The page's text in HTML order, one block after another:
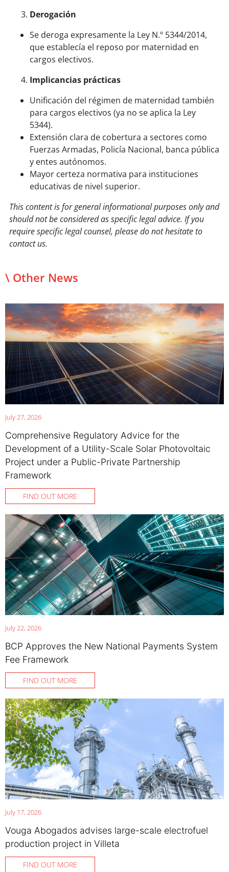
Derogación
Se deroga expresamente la Ley N.º 5344/2014,
que establecía el reposo por maternidad en
cargos electivos.
Implicancias prácticas
Unificación del régimen de maternidad también
para cargos electivos (ya no se aplica la Ley
5344).
Extensión clara de cobertura a sectores como
Fuerzas Armadas, Policía Nacional, banca pública
y entes autónomos.
Mayor certeza normativa para instituciones
educativas de nivel superior.
This content is for general informational purposes only and
should not be considered as specific legal advice. If you
require specific legal counsel, please do not hesitate to
contact us.
\ Other News
July 27, 2026
Comprehensive Regulatory Advice for the
Development of a Utility-Scale Solar Photovoltaic
Project under a Public-Private Partnership
Framework
FIND OUT MORE
July 22, 2026
BCP Approves the New National Payments System
Fee Framework
FIND OUT MORE
July 17, 2026
Vouga Abogados advises large-scale electrofuel
production project in Villeta
FIND OUT MORE